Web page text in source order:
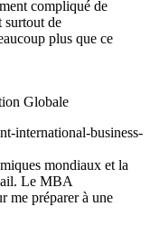
compliqué de
surtout de
plus que ce
Globale
mondiaux et la
Le MBA
me préparer à une